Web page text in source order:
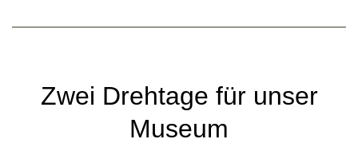
Zwei Drehtage für unser
Museum